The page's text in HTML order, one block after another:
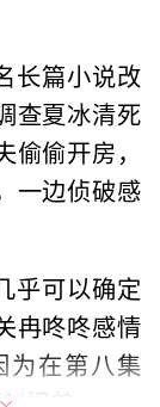
长篇小说改
查夏冰清死
偷开房，
一边侦破感
乎可以确定
冉咚咚感情
为在第八集